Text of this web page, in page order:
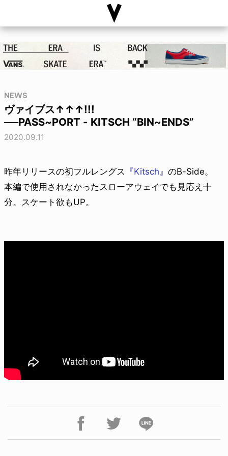
NEWS
ヴァイブス↑↑↑!!!
──PASS~PORT - KITSCH “BIN~ENDS”
2020.09.11
昨年リリースの初フルレングス 『Kitsch』 のB-Side。
本編で使用されなかったスローアウェイでも見応え十
分。スケート欲もUP。